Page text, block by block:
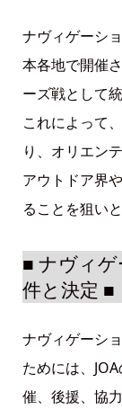
ナヴィゲーシ
本各地で開催
ーズ戦として
これによって
り、オリエン
アウトドア界
ることを狙いと
■ ナヴィ
件と決定 ■
ナヴィゲーシ
ためには、
催、後援、協